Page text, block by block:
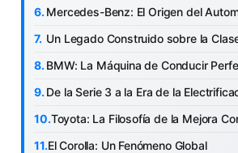
Mercedes-Benz: El Origen del
Un Legado Construido sobre la
BMW: La Máquina de Conducir
De la Serie 3 a la Era de la
Toyota: La Filosofía de la Mejora
El Corolla: Un Fenómeno Global